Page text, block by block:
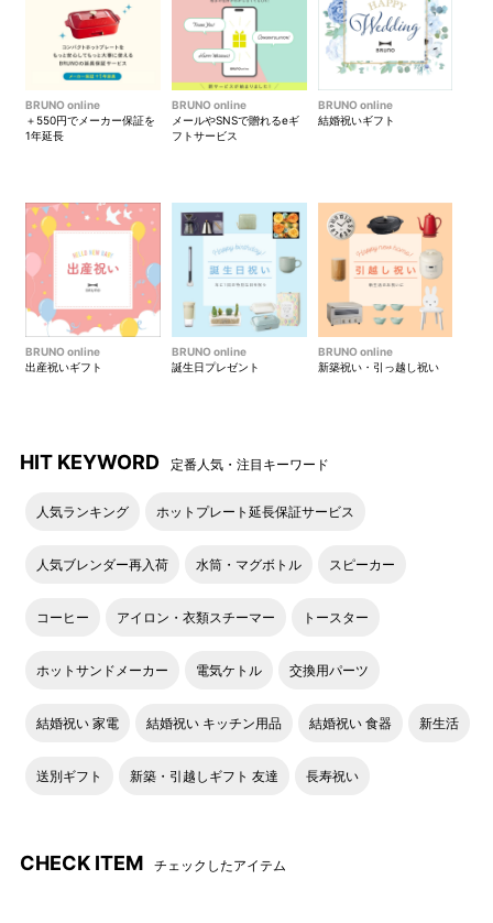
BRUNO online
＋550円でメーカー保証を
1年延長
BRUNO online
メールやSNSで贈れるeギ
フトサービス
BRUNO online
結婚祝いギフト
BRUNO online
出産祝いギフト
BRUNO online
誕生日プレゼント
BRUNO online
新築祝い・引っ越し祝い
HIT KEYWORD 定番人気・注目キーワード
人気ランキング ホットプレート延長保証サービス
人気ブレンダー再入荷 水筒・マグボトル スピーカー
コーヒー アイロン・衣類スチーマー トースター
ホットサンドメーカー 電気ケトル 交換用パーツ
結婚祝い 家電 結婚祝い キッチン用品 結婚祝い 食器 新生活
送別ギフト 新築・引越しギフト 友達 長寿祝い
CHECK ITEM チェックしたアイテム